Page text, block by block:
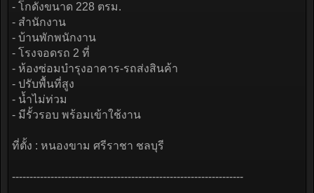
- โกดังขนาด 228 ตรม.
- สำนักงาน
- บ้านพักพนักงาน
- โรงจอดรถ 2 ที่
- ห้องซ่อมบำรุงอาคาร-รถส่งสินค้า
- ปรับพื้นที่สูง
- น้ำไม่ท่วม
- มีรั้วรอบ พร้อมเข้าใช้งาน
ที่ตั้ง : หนองขาม ศรีราชา ชลบุรี
------------------------------------------------------------------